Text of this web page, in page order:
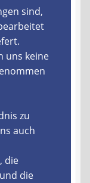
sind,
uns keine
zu
auch
die
die